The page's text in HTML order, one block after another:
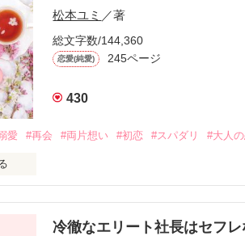
松本ユミ ／著
総文字数/144,360
恋愛(純愛) 245ページ
430
愛 #再会 #両片想い #初恋 #スパダリ #大人
冷徹なエリート社長はセフ